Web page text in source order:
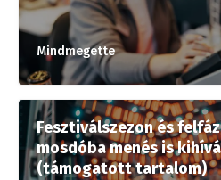
Mindmegette
Fesztiválszezon és
mosdóba menés is
(támogatott tartalom)